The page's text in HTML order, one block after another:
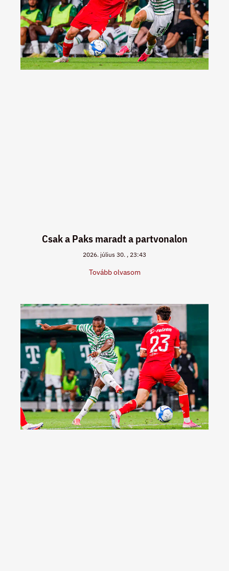
Csak a Paks maradt a partvonalon
2026. július 30. 23:43
Tovább olvasom